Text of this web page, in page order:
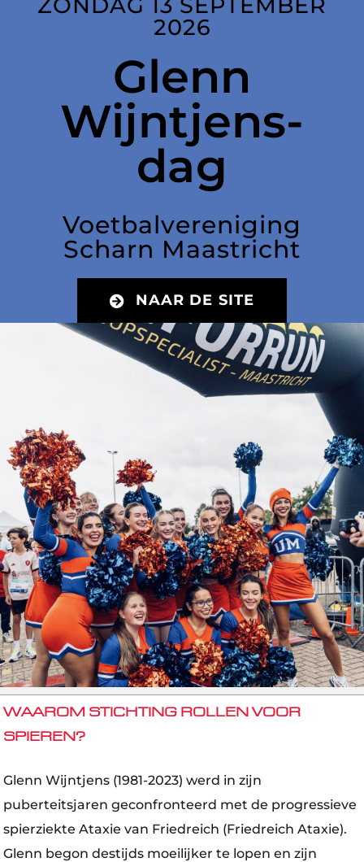
ZONDAG 13 SEPTEMBER
2026
Glenn
Wijntjens-
dag
Voetbalvereniging
Scharn Maastricht
NAAR DE SITE
WAAROM STICHTING ROLLEN VOOR
SPIEREN?
Glenn Wijntjens (1981-2023) werd in zijn
puberteitsjaren geconfronteerd met de progressieve
spierziekte Ataxie van Friedreich (Friedreich Ataxie).
Glenn begon destijds moeilijker te lopen en zijn